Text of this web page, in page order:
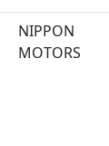
NIPPON
MOTORS